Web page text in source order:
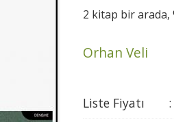
2 kitap bir arada,
Orhan Veli
Liste Fiyatı :